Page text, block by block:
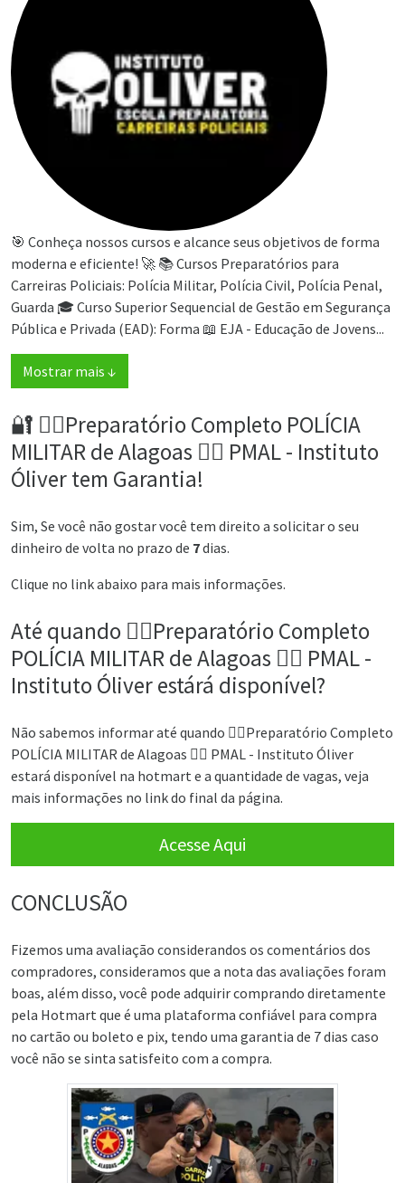
🎯 Conheça nossos cursos e alcance seus objetivos de forma
moderna e eficiente! 🚀 📚 Cursos Preparatórios para
Carreiras Policiais: Polícia Militar, Polícia Civil, Polícia Penal,
Guarda 🎓 Curso Superior Sequencial de Gestão em Segurança
Pública e Privada (EAD): Forma 📖 EJA - Educação de Jovens...
Mostrar mais ↓
🔐 👮‍♂️Preparatório Completo POLÍCIA
MILITAR de Alagoas 👮‍♂️ PMAL - Instituto
Óliver tem Garantia!
Sim, Se você não gostar você tem direito a solicitar o seu
dinheiro de volta no prazo de 7dias.
Clique no link abaixo para mais informações.
Até quando 👮‍♂️Preparatório Completo
POLÍCIA MILITAR de Alagoas 👮‍♂️ PMAL -
Instituto Óliver estárá disponível?
Não sabemos informar até quando 👮‍♂️Preparatório Completo
POLÍCIA MILITAR de Alagoas 👮‍♂️ PMAL - Instituto Óliver
estará disponível na hotmart e a quantidade de vagas, veja
mais informações no link do final da página.
Acesse Aqui
CONCLUSÃO
Fizemos uma avaliação considerandos os comentários dos
compradores, consideramos que a nota das avaliações foram
boas, além disso, você pode adquirir comprando diretamente
pela Hotmart que é uma plataforma confiável para compra
no cartão ou boleto e pix, tendo uma garantia de 7 dias caso
você não se sinta satisfeito com a compra.